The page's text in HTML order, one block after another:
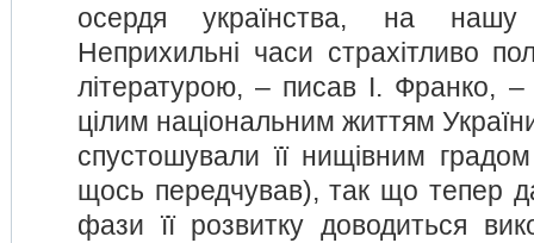
осердя українства, на
Неприхильні часи страхітливо
літературою, – писав І. Франко,
цілим націо­наль­ним життям
спустошували її нищівним
щось передчував), так що тепер
фази її розвитку доводиться